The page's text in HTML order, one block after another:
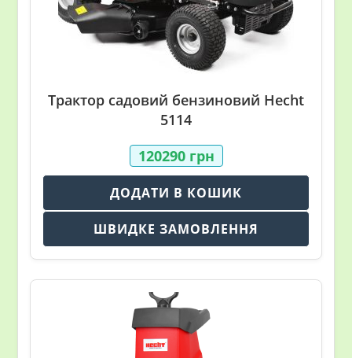
Трактор садовий бензиновий Hecht
5114
120290 грн
ДОДАТИ В КОШИК
ШВИДКЕ ЗАМОВЛЕННЯ